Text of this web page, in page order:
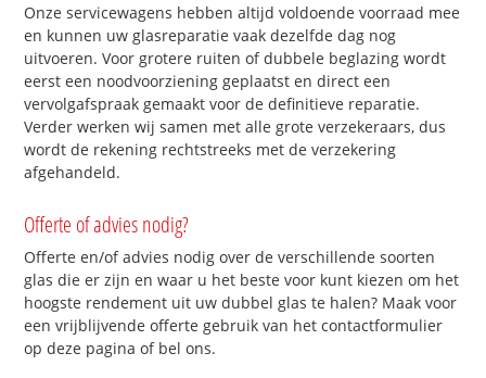
Onze servicewagens hebben altijd voldoende voorraad mee
en kunnen uw glasreparatie vaak dezelfde dag nog
uitvoeren. Voor grotere ruiten of dubbele beglazing wordt
eerst een noodvoorziening geplaatst en direct een
vervolgafspraak gemaakt voor de definitieve reparatie.
Verder werken wij samen met alle grote verzekeraars, dus
wordt de rekening rechtstreeks met de verzekering
afgehandeld.
Offerte of advies nodig?
Offerte en/of advies nodig over de verschillende soorten
glas die er zijn en waar u het beste voor kunt kiezen om het
hoogste rendement uit uw dubbel glas te halen? Maak voor
een vrijblijvende offerte gebruik van het contactformulier
op deze pagina of bel ons.